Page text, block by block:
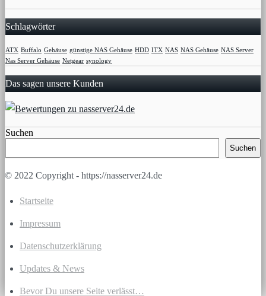
Schlagwörter
ATX Buffalo Gehäuse günstige NAS Gehäuse HDD ITX NAS NAS Gehäuse NAS Server
Nas Server Gehäuse Netgear synology
Das sagen unsere Kunden
Suchen
Suchen
© 2022 Copyright - https://nasserver24.de
Startseite
Impressum
Datenschutzerklärung
Updates & News
Bevor Du unsere Seite verlässt…